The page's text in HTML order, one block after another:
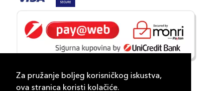
Za pružanje boljeg korisničkog iskustva,
ova stranica koristi kolačiće.